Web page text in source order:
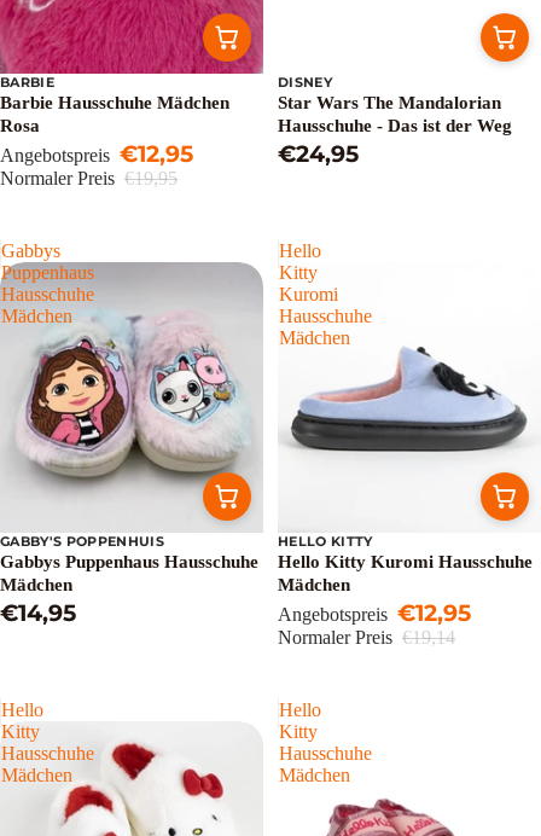
Sale
BARBIE
Barbie Hausschuhe Mädchen
Rosa
Angebotspreis €12,95
Normaler Preis €19,95
DISNEY
Star Wars The Mandalorian
Hausschuhe - Das ist der Weg
€24,95
Gabbys
Puppenhaus
Hausschuhe
Mädchen
GABBY'S POPPENHUIS
Gabbys Puppenhaus Hausschuhe
Mädchen
€14,95
Hello
Kitty
Kuromi
Hausschuhe
Mädchen
Sale
HELLO KITTY
Hello Kitty Kuromi Hausschuhe
Mädchen
Angebotspreis €12,95
Normaler Preis €19,14
Hello
Kitty
Hausschuhe
Mädchen
Hello
Kitty
Hausschuhe
Mädchen